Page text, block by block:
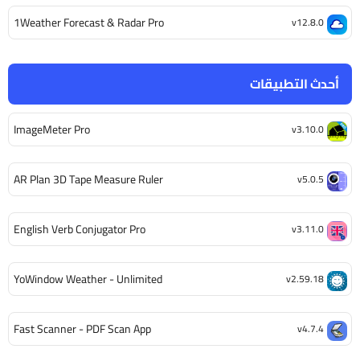
أحدث التطبيقات
ImageMeter Pro v3.10.0
AR Plan 3D Tape Measure Ruler v5.0.5
English Verb Conjugator Pro v3.11.0
YoWindow Weather - Unlimited v2.59.18
Fast Scanner - PDF Scan App v4.7.4
1Weather Forecast & Radar Pro v12.8.0